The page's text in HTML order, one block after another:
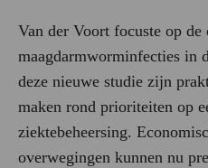
Van der Voort focuste op de
maagdarmworminfecties in
deze nieuwe studie zijn
maken rond prioriteiten op
ziektebeheersing.
overwegingen kunnen nu